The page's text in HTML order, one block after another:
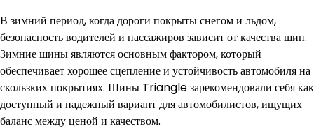
В зимний период, когда дороги покрыты снегом и льдом,
безопасность водителей и пассажиров зависит от качества шин.
Зимние шины являются основным фактором, который
обеспечивает хорошее сцепление и устойчивость автомобиля на
скользких покрытиях. Шины Triangle зарекомендовали себя как
доступный и надежный вариант для автомобилистов, ищущих
баланс между ценой и качеством.